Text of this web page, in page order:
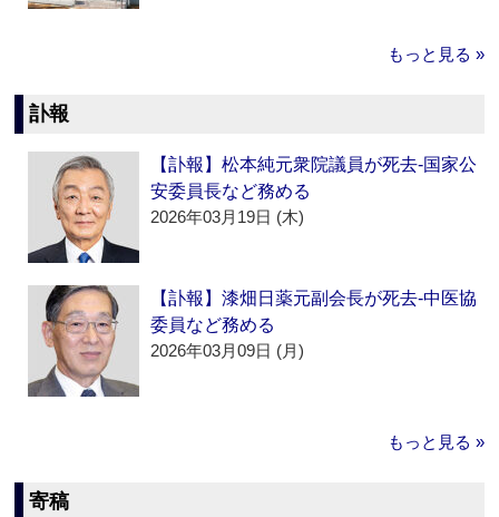
もっと見る »
訃報
【訃報】松本純元衆院議員が死去‐国家公
安委員長など務める
2026年03月19日 (木)
【訃報】漆畑日薬元副会長が死去‐中医協
委員など務める
2026年03月09日 (月)
もっと見る »
寄稿